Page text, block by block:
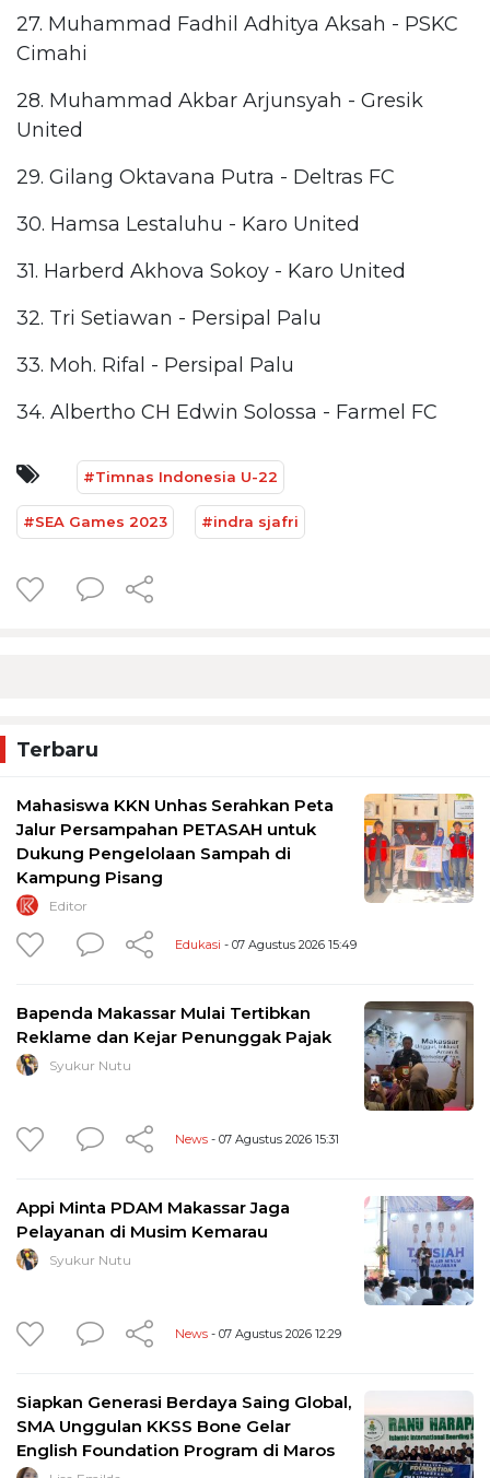
27. Muhammad Fadhil Adhitya Aksah - PSKC
Cimahi
28. Muhammad Akbar Arjunsyah - Gresik
United
29. Gilang Oktavana Putra - Deltras FC
30. Hamsa Lestaluhu - Karo United
31. Harberd Akhova Sokoy - Karo United
32. Tri Setiawan - Persipal Palu
33. Moh. Rifal - Persipal Palu
34. Albertho CH Edwin Solossa - Farmel FC
#Timnas Indonesia U-22
#SEA Games 2023 #indra sjafri
Terbaru
Mahasiswa KKN Unhas Serahkan Peta
Jalur Persampahan PETASAH untuk
Dukung Pengelolaan Sampah di
Kampung Pisang
Editor
Edukasi - 07 Agustus 2026 15:49
Bapenda Makassar Mulai Tertibkan
Reklame dan Kejar Penunggak Pajak
Syukur Nutu
News - 07 Agustus 2026 15:31
Appi Minta PDAM Makassar Jaga
Pelayanan di Musim Kemarau
Syukur Nutu
News - 07 Agustus 2026 12:29
Siapkan Generasi Berdaya Saing Global,
SMA Unggulan KKSS Bone Gelar
English Foundation Program di Maros